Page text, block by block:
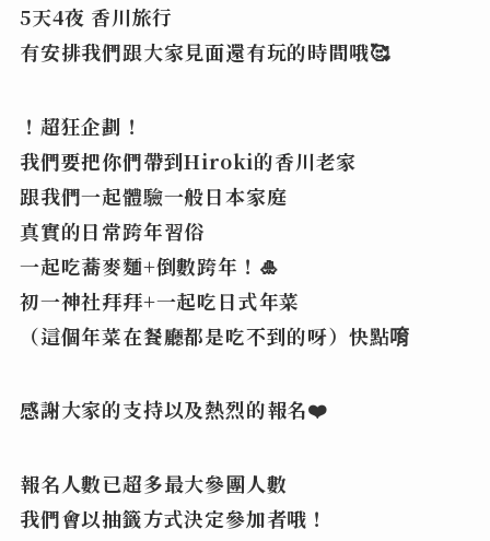
5天4夜 香川旅行
有安排我們跟大家見面還有玩的時間哦🥰
！超狂企劃！
我們要把你們帶到Hiroki的香川老家
跟我們一起體驗一般日本家庭
真實的日常跨年習俗
一起吃蕎麥麵+倒數跨年！🎍
初一神社拜拜+一起吃日式年菜
（這個年菜在餐廳都是吃不到的呀）快點唷
感謝大家的支持以及熱烈的報名❤️
報名人數已超多最大參團人數
我們會以抽籤方式決定參加者哦！